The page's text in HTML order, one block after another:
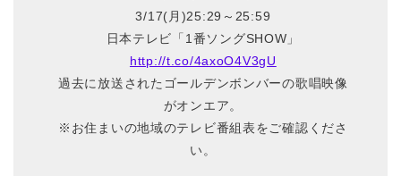
3/17(月)25:29～25:59
日本テレビ「1番ソングSHOW」
http://t.co/4axoO4V3gU
過去に放送されたゴールデンボンバーの歌唱映像
がオンエア。
※お住まいの地域のテレビ番組表をご確認くださ
い。